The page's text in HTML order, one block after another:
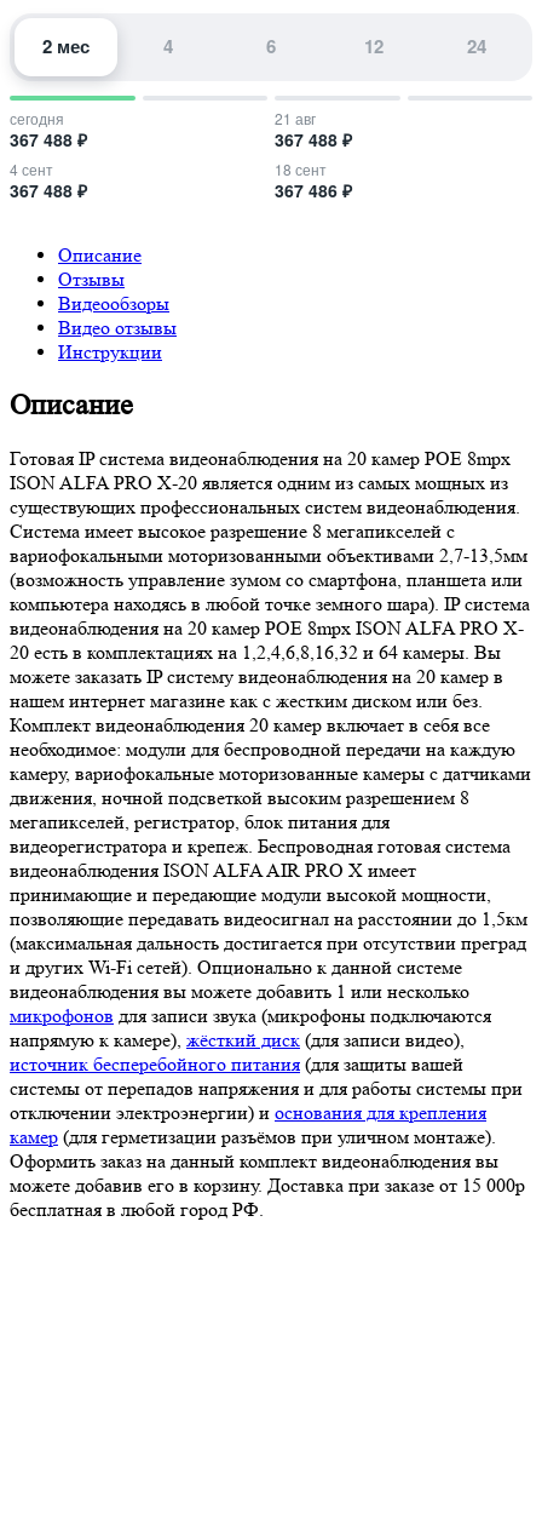
2 мес 4 6 12 24
сегодня
367 488 ₽
21 авг
367 488 ₽
4 сент
367 488 ₽
18 сент
367 486 ₽
Описание
Отзывы
Видеообзоры
Видео отзывы
Инструкции
Описание
Готовая IP система видеонаблюдения на 20 камер POE 8mpx
ISON ALFA PRO X-20 является одним из самых мощных из
существующих профессиональных систем видеонаблюдения.
Система имеет высокое разрешение 8 мегапикселей с
вариофокальными моторизованными объективами 2,7-13,5мм
(возможность управление зумом со смартфона, планшета или
компьютера находясь в любой точке земного шара). IP система
видеонаблюдения на 20 камер POE 8mpx ISON ALFA PRO X-
20 есть в комплектациях на 1,2,4,6,8,16,32 и 64 камеры. Вы
можете заказать IP систему видеонаблюдения на 20 камер в
нашем интернет магазине как с жестким диском или без.
Комплект видеонаблюдения 20 камер включает в себя все
необходимое: модули для беспроводной передачи на каждую
камеру, вариофокальные моторизованные камеры с датчиками
движения, ночной подсветкой высоким разрешением 8
мегапикселей, регистратор, блок питания для
видеорегистратора и крепеж. Беспроводная готовая система
видеонаблюдения ISON ALFA AIR PRO X имеет
принимающие и передающие модули высокой мощности,
позволяющие передавать видеосигнал на расстоянии до 1,5км
(максимальная дальность достигается при отсутствии преград
и других Wi-Fi сетей). Опционально к данной системе
видеонаблюдения вы можете добавить 1 или несколько
микрофонов для записи звука (микрофоны подключаются
напрямую к камере), жёсткий диск (для записи видео),
источник бесперебойного питания (для защиты вашей
системы от перепадов напряжения и для работы системы при
отключении электроэнергии) и основания для крепления
камер (для герметизации разъёмов при уличном монтаже).
Оформить заказ на данный комплект видеонаблюдения вы
можете добавив его в корзину. Доставка при заказе от 15 000р
бесплатная в любой город РФ.